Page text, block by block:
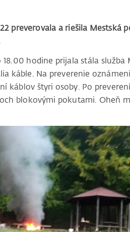
preverovala a riešila Mestská
hodine prijala stála služba
káble. Na preverenie
káblov štyri osoby. Po
blokovými pokutami. Oheň